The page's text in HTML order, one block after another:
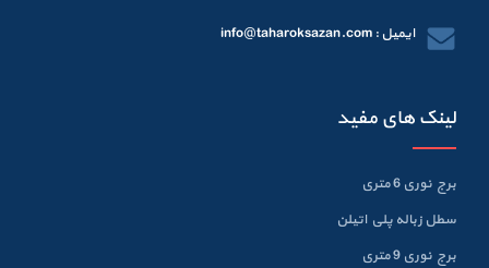
ایمیل : info@taharoksazan.com
لینک های مفید
برج نوری 6 متری
سطل زباله پلي اتيلن
برج نوری 9 متری